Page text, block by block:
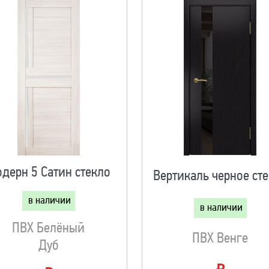
5 Сатин стекло
в наличии
ПВХ Белёный
Дуб
Вертикаль черное
в наличии
ПВХ Венге